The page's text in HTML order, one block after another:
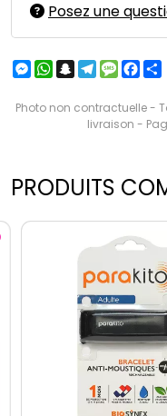
Posez une
Messenger
WhatsApp
Snapchat
Telegram
Message
Photo non contractuelle -
livraison -
PRODUITS